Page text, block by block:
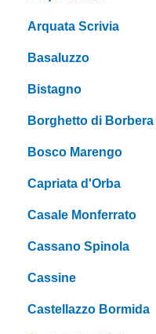
Arquata Scrivia
Basaluzzo
Bistagno
Borghetto di Borbera
Bosco Marengo
Capriata d'Orba
Casale Monferrato
Cassano Spinola
Cassine
Castellazzo Bormida